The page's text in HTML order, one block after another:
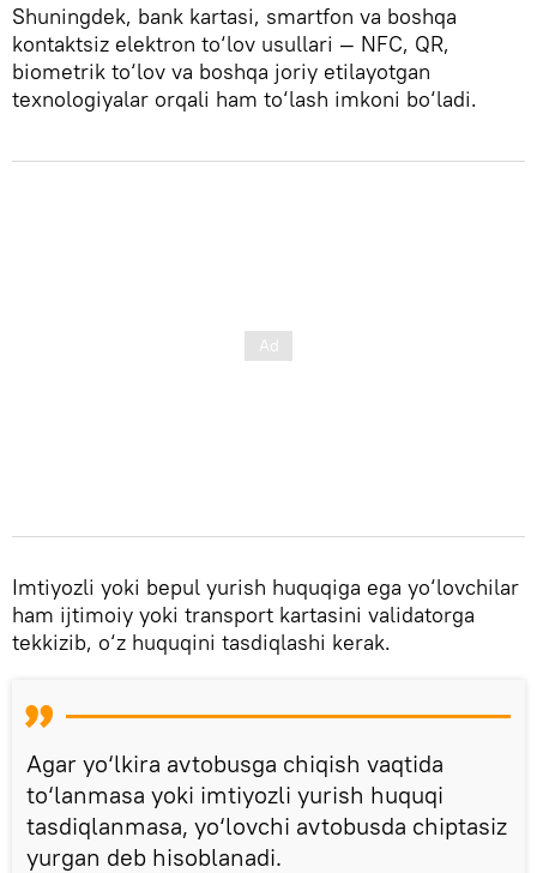
Shuningdek, bank kartasi, smartfon va boshqa
kontaktsiz elektron to‘lov usullari — NFC, QR,
biometrik to‘lov va boshqa joriy etilayotgan
texnologiyalar orqali ham to‘lash imkoni bo‘ladi.
Imtiyozli yoki bepul yurish huquqiga ega yo‘lovchilar
ham ijtimoiy yoki transport kartasini validatorga
tekkizib, o‘z huquqini tasdiqlashi kerak.
Agar yo‘lkira avtobusga chiqish vaqtida
to‘lanmasa yoki imtiyozli yurish huquqi
tasdiqlanmasa, yo‘lovchi avtobusda chiptasiz
yurgan deb hisoblanadi.